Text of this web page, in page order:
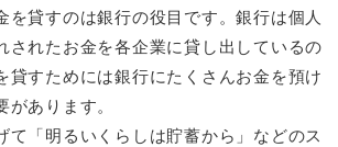
を貸すのは銀行の役目です。銀行は個人
されたお金を各企業に貸し出しているの
貸すためには銀行にたくさんお金を預け
あります。
て「明るいくらしは貯蓄から」などのス